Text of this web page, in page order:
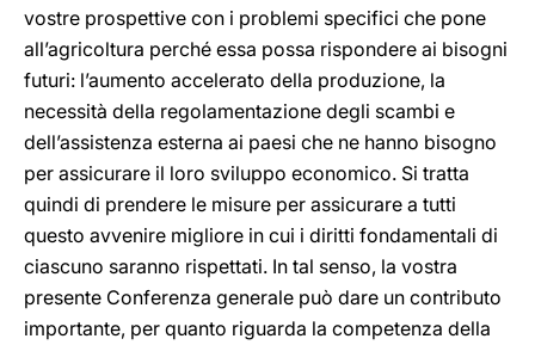
vostre prospettive con i problemi specifici che pone
all’agricoltura perché essa possa rispondere ai bisogni
futuri: l’aumento accelerato della produzione, la
necessità della regolamentazione degli scambi e
dell’assistenza esterna ai paesi che ne hanno bisogno
per assicurare il loro sviluppo economico. Si tratta
quindi di prendere le misure per assicurare a tutti
questo avvenire migliore in cui i diritti fondamentali di
ciascuno saranno rispettati. In tal senso, la vostra
presente Conferenza generale può dare un contributo
importante, per quanto riguarda la competenza della